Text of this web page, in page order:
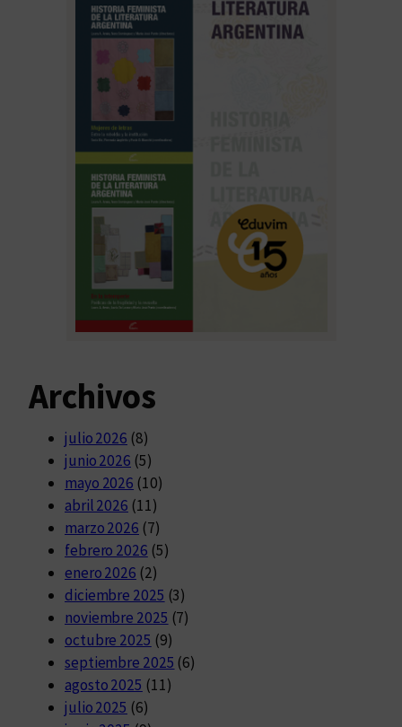
Archivos
julio 2026 (8)
junio 2026 (5)
mayo 2026 (10)
abril 2026 (11)
marzo 2026 (7)
febrero 2026 (5)
enero 2026 (2)
diciembre 2025 (3)
noviembre 2025 (7)
octubre 2025 (9)
septiembre 2025 (6)
agosto 2025 (11)
julio 2025 (6)